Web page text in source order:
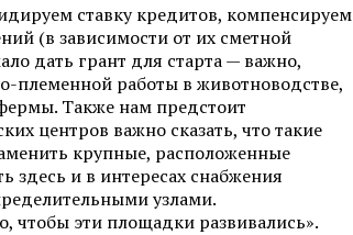
ставку кредитов, компенсируем
(в зависимости от их сметной
дать грант для старта — важно,
племенной работы в животноводстве,
Также нам предстоит
центров важно сказать, что такие
крупные, расположенные
и в интересах снабжения
узлами.
чтобы эти площадки развивались».